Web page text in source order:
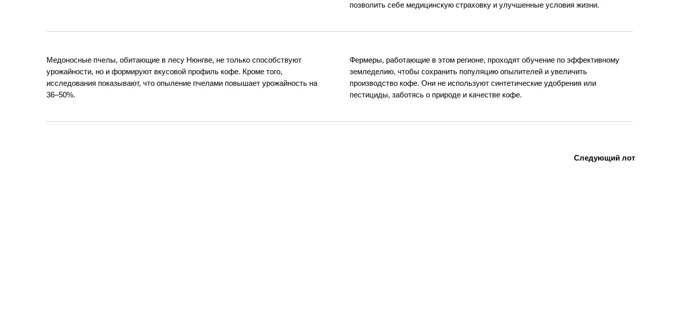
позволить себе медицинскую страховку и улучшенные условия жизни.
Медоносные пчелы, обитающие в лесу Нюнгве, не только способствуют
урожайности, но и формируют вкусовой профиль кофе. Кроме того,
исследования показывают, что опыление пчелами повышает урожайность на
36–50%.
Фермеры, работающие в этом регионе, проходят обучение по эффективному
земледелию, чтобы сохранить популяцию опылителей и увеличить
производство кофе. Они не используют синтетические удобрения или
пестициды, заботясь о природе и качестве кофе.
Следующий лот